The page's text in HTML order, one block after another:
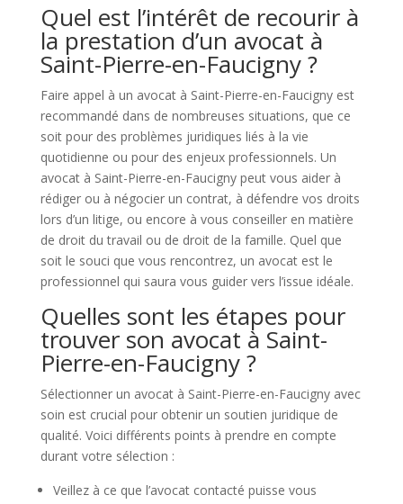
Quel est l’intérêt de recourir à
la prestation d’un avocat à
Saint-Pierre-en-Faucigny ?
Faire appel à un avocat à Saint-Pierre-en-Faucigny est
recommandé dans de nombreuses situations, que ce
soit pour des problèmes juridiques liés à la vie
quotidienne ou pour des enjeux professionnels. Un
avocat à Saint-Pierre-en-Faucigny peut vous aider à
rédiger ou à négocier un contrat, à défendre vos droits
lors d’un litige, ou encore à vous conseiller en matière
de droit du travail ou de droit de la famille. Quel que
soit le souci que vous rencontrez, un avocat est le
professionnel qui saura vous guider vers l’issue idéale.
Quelles sont les étapes pour
trouver son avocat à Saint-
Pierre-en-Faucigny ?
Sélectionner un avocat à Saint-Pierre-en-Faucigny avec
soin est crucial pour obtenir un soutien juridique de
qualité. Voici différents points à prendre en compte
durant votre sélection :
Veillez à ce que l’avocat contacté puisse vous